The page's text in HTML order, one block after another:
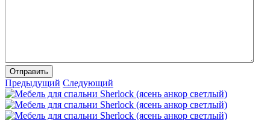
Отправить
Предыдущий Следующий